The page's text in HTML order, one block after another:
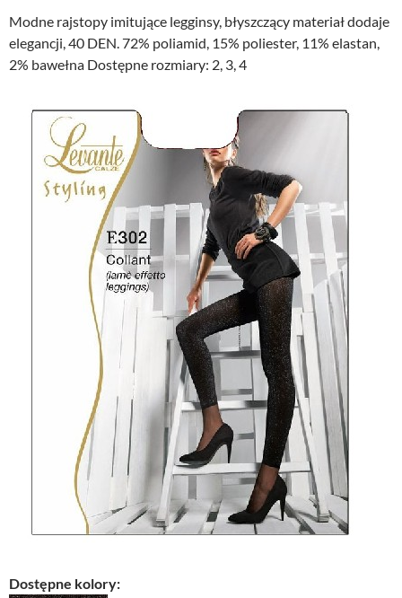
Modne rajstopy imitujące legginsy, błyszczący materiał dodaje
elegancji, 40 DEN. 72% poliamid, 15% poliester, 11% elastan,
2% bawełna Dostępne rozmiary: 2, 3, 4
Dostępne kolory: